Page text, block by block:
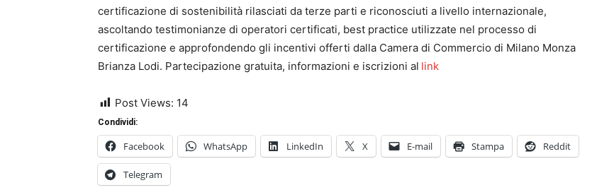
certificazione di sostenibilità rilasciati da terze parti e riconosciuti a livello internazionale,
ascoltando testimonianze di operatori certificati, best practice utilizzate nel processo di
certificazione e approfondendo gli incentivi offerti dalla Camera di Commercio di Milano Monza
Brianza Lodi. Partecipazione gratuita, informazioni e iscrizioni al link
Post Views: 14
Condividi:
Facebook WhatsApp LinkedIn X E-mail Stampa Reddit
Telegram